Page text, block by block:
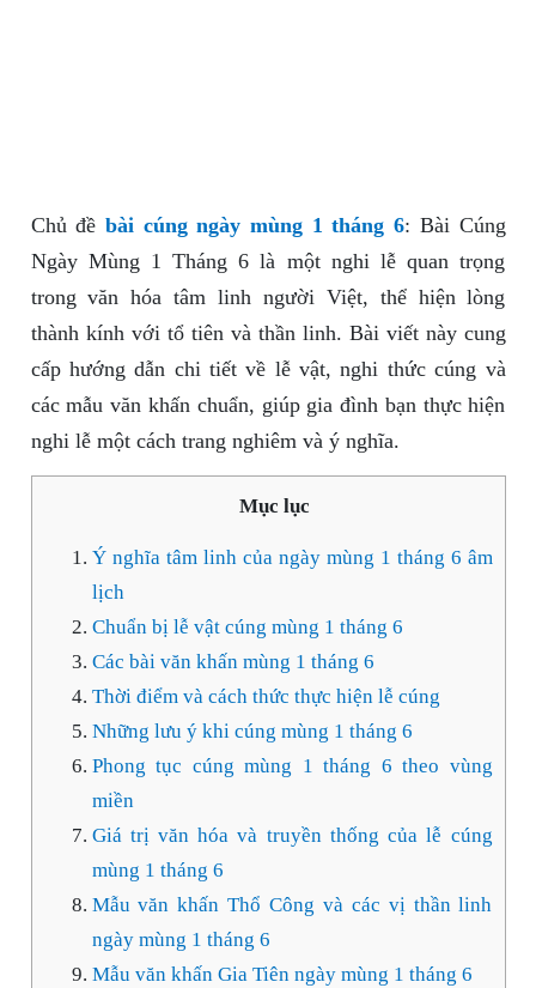
Chủ đề bài cúng ngày mùng 1 tháng 6: Bài Cúng
Ngày Mùng 1 Tháng 6 là một nghi lễ quan trọng
trong văn hóa tâm linh người Việt, thể hiện lòng
thành kính với tổ tiên và thần linh. Bài viết này cung
cấp hướng dẫn chi tiết về lễ vật, nghi thức cúng và
các mẫu văn khấn chuẩn, giúp gia đình bạn thực hiện
nghi lễ một cách trang nghiêm và ý nghĩa.
Mục lục
Ý nghĩa tâm linh của ngày mùng 1 tháng 6 âm
lịch
Chuẩn bị lễ vật cúng mùng 1 tháng 6
Các bài văn khấn mùng 1 tháng 6
Thời điểm và cách thức thực hiện lễ cúng
Những lưu ý khi cúng mùng 1 tháng 6
Phong tục cúng mùng 1 tháng 6 theo vùng
miền
Giá trị văn hóa và truyền thống của lễ cúng
mùng 1 tháng 6
Mẫu văn khấn Thổ Công và các vị thần linh
ngày mùng 1 tháng 6
Mẫu văn khấn Gia Tiên ngày mùng 1 tháng 6